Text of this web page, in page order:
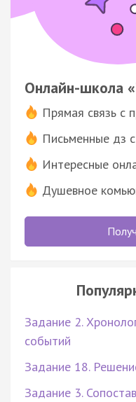
Онлайн-школа
Прямая связь с
Письменные дз
Интересные
Душевное
Задание 2.
событий
Задание 18.
Задание 3.